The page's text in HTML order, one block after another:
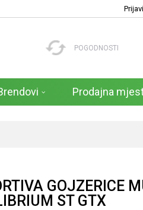
POGODNOSTI
Prodajna
GOJZERICE
ST GTX